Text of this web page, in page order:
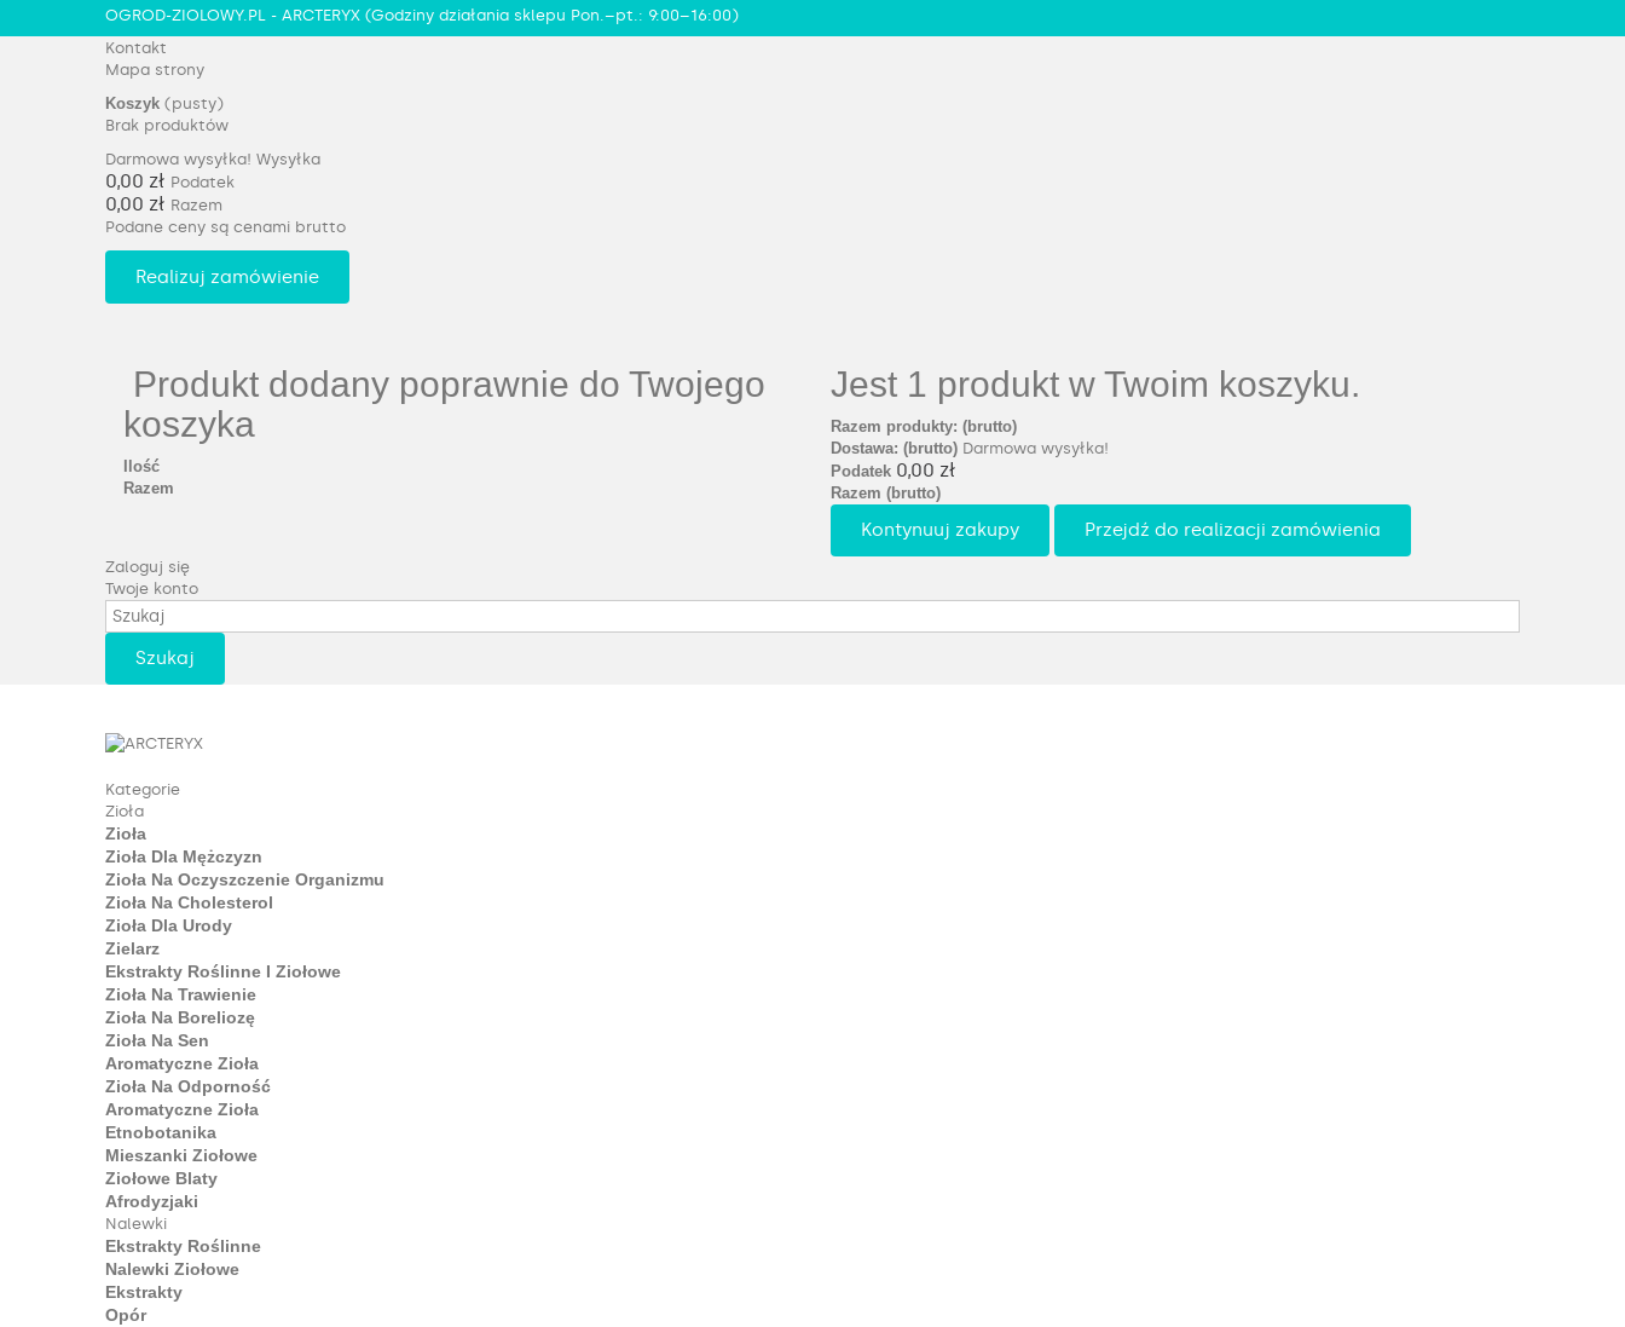
OGROD-ZIOLOWY.PL - ARCTERYX (Godziny działania sklepu Pon.–pt.: 9:00–16:00)
Kontakt
Mapa strony
Koszyk (pusty)
Brak produktów
Darmowa wysyłka! Wysyłka
0,00 zł Podatek
0,00 zł Razem
Podane ceny są cenami brutto
Realizuj zamówienie
Produkt dodany poprawnie do Twojego
koszyka
Ilość
Razem
Jest 1 produkt w Twoim koszyku.
Razem produkty: (brutto)
Dostawa: (brutto) Darmowa wysyłka!
Podatek 0,00 zł
Razem (brutto)
Kontynuuj zakupy Przejdź do realizacji zamówienia
Zaloguj się
Twoje konto
Szukaj
Kategorie
Zioła
Zioła
Zioła Dla Mężczyzn
Zioła Na Oczyszczenie Organizmu
Zioła Na Cholesterol
Zioła Dla Urody
Zielarz
Ekstrakty Roślinne I Ziołowe
Zioła Na Trawienie
Zioła Na Boreliozę
Zioła Na Sen
Aromatyczne Zioła
Zioła Na Odporność
Aromatyczne Zioła
Etnobotanika
Mieszanki Ziołowe
Ziołowe Blaty
Afrodyzjaki
Nalewki
Ekstrakty Roślinne
Nalewki Ziołowe
Ekstrakty
Opór